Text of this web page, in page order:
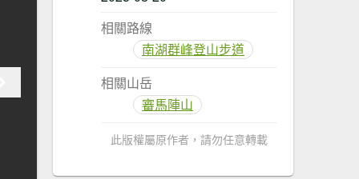
相關路線
南湖群峰登山步道
相關山岳
審馬陣山
此版權屬原作者，請勿任意轉載